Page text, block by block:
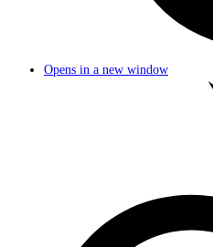
Opens in a new window